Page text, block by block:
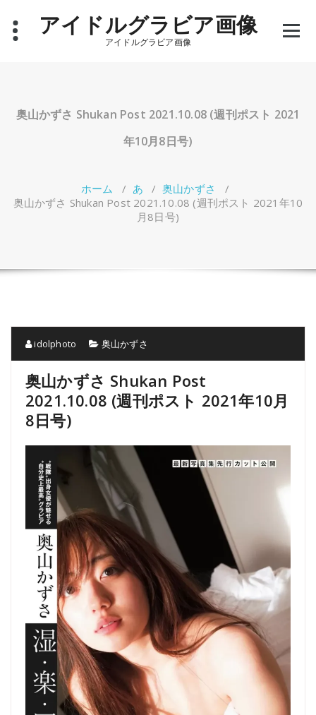
アイドルグラビア画像
アイドルグラビア画像
奥山かずさ Shukan Post 2021.10.08 (週刊ポスト 2021
年10月8日号)
ホーム / あ / 奥山かずさ
/
奥山かずさ Shukan Post 2021.10.08 (週刊ポスト 2021年10
月8日号)
idolphoto 奥山かずさ
奥山かずさ Shukan Post
2021.10.08 (週刊ポスト 2021年10月
8日号)